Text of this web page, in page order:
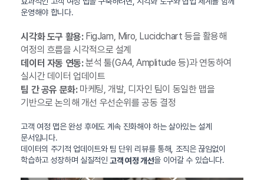
운영해야 합니다.
시각화 도구 활용:FigJam, Miro, Lucidchart 등을 활용해
여정의 흐름을 시각적으로 설계
데이터 자동 연동:분석 툴(GA4, Amplitude 등)과 연동하여
실시간 데이터 업데이트
팀 간 공유 문화:마케팅, 개발, 디자인 팀이 동일한 맵을
기반으로 논의해 개선 우선순위를 공동 결정
고객 여정 맵은 완성 후에도 계속 진화해야 하는 살아있는 설계
문서입니다.
데이터의 주기적 업데이트와 팀 단위 리뷰를 통해, 조직은 끊임없이
학습하고 성장하며 실질적인 고객 여정 개선을 이어갈 수 있습니다.